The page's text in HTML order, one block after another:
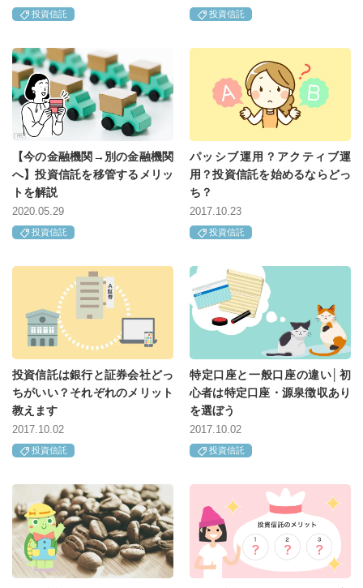
投資信託 投資信託
【今の金融機関→別の金融機関
へ】投資信託を移管するメリッ
トを解説
2020.05.29
投資信託
パッシブ運用？アクティブ運
用？投資信託を始めるならどっ
ち？
2017.10.23
投資信託
投資信託は銀行と証券会社どっ
ちがいい？それぞれのメリット
教えます
2017.10.02
投資信託
特定口座と一般口座の違い│初
心者は特定口座・源泉徴収あり
を選ぼう
2017.10.02
投資信託